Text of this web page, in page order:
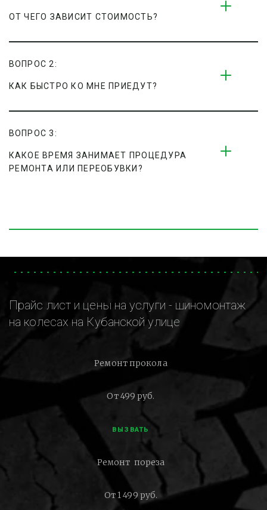
ОТ ЧЕГО ЗАВИСИТ СТОИМОСТЬ?
ВОПРОС 2:
КАК БЫСТРО КО МНЕ ПРИЕДУТ?
ВОПРОС 3:
КАКОЕ ВРЕМЯ ЗАНИМАЕТ ПРОЦЕДУРА
РЕМОНТА ИЛИ ПЕРЕОБУВКИ?
Прайс лист и цены на услуги - шиномонтаж
на колесах на Кубанской улице
Ремонт прокола
От 499 руб.
ВЫЗВАТЬ
Ремонт пореза
От 1 499 руб.